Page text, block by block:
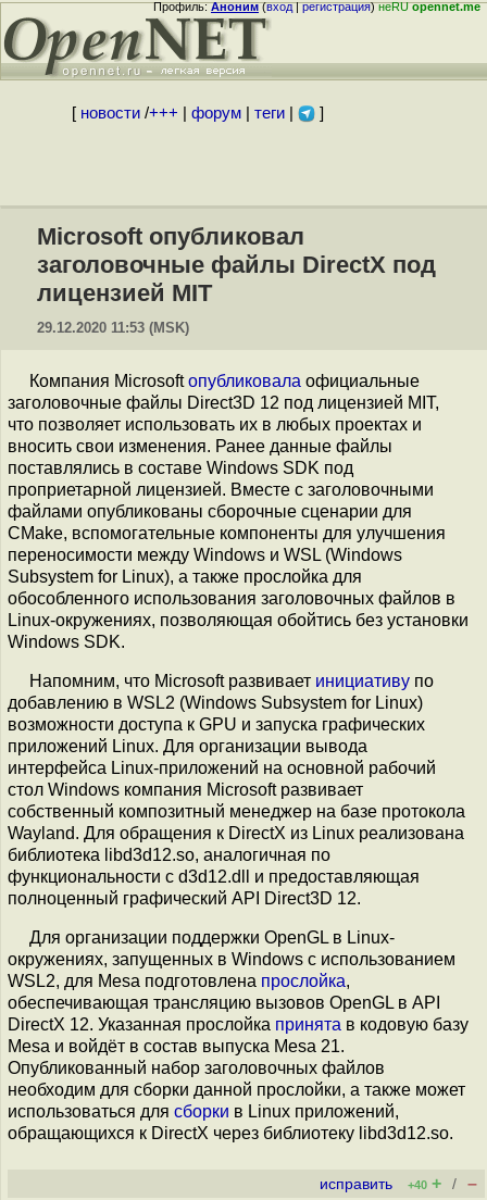
Профиль:Аноним(вход|регистрация)неRUopennet.me
[ новости/+++ форум| теги| ]
Microsoft опубликовал
заголовочные файлы DirectX под
лицензией MIT
29.12.2020 11:53 (MSK)
Компания Microsoftопубликовала официальные
заголовочные файлы Direct3D 12 под лицензией MIT,
что позволяет использовать их в любых проектах и
вносить свои изменения. Ранее данные файлы
поставлялись в составе Windows SDK под
проприетарной лицензией. Вместе с заголовочными
файлами опубликованы сборочные сценарии для
CMake, вспомогательные компоненты для улучшения
переносимости между Windows и WSL (Windows
Subsystem for Linux), а также прослойка для
обособленного использования заголовочных файлов в
Linux-окружениях, позволяющая обойтись без установки
Windows SDK.
Напомним, что Microsoft развивает инициативу по
добавлению в WSL2 (Windows Subsystem for Linux)
возможности доступа к GPU и запуска графических
приложений Linux. Для организации вывода
интерфейса Linux-приложений на основной рабочий
стол Windows компания Microsoft развивает
собственный композитный менеджер на базе протокола
Wayland. Для обращения к DirectX из Linux реализована
библиотека libd3d12.so, аналогичная по
функциональности с d3d12.dll и предоставляющая
полноценный графический API Direct3D 12.
Для организации поддержки OpenGL в Linux-
окружениях, запущенных в Windows с использованием
WSL2, для Mesa подготовлена прослойка,
обеспечивающая трансляцию вызовов OpenGL в API
DirectX 12. Указанная прослойка принята в кодовую базу
Mesa и войдёт в состав выпуска Mesa 21.
Опубликованный набор заголовочных файлов
необходим для сборки данной прослойки, а также может
использоваться для сборки в Linux приложений,
обращающихся к DirectX через библиотеку libd3d12.so.
исправить +40 + / –